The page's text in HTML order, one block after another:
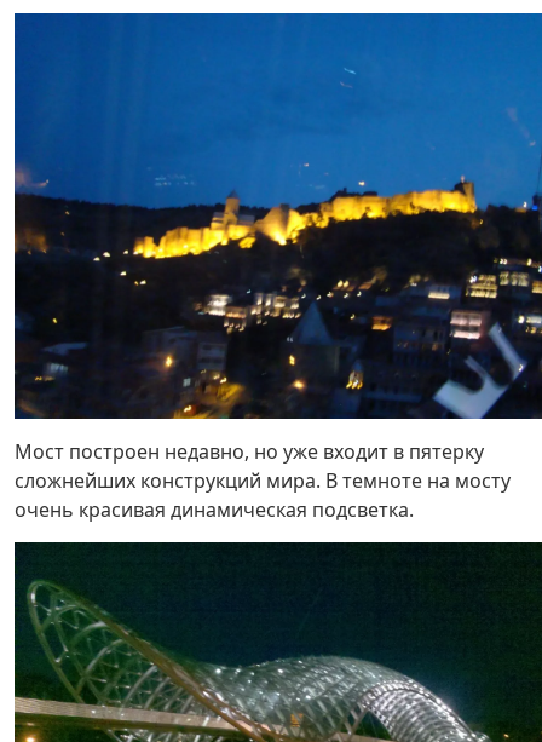
Мост построен недавно, но уже входит в пятерку
сложнейших конструкций мира. В темноте на мосту
очень красивая динамическая подсветка.